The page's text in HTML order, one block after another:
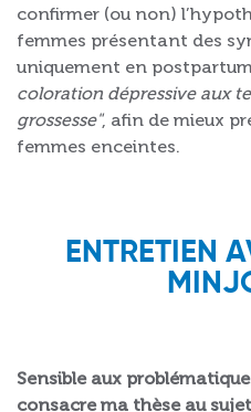
confirmer (ou non)
femmes présentant des
uniquement en
coloration dépressive aux
grossesse", afin de mieux
femmes enceintes.
ENTRETIEN
Sensible aux
consacre ma thèse au